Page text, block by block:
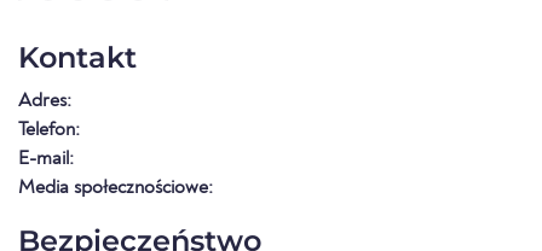
Kontakt
Adres:
Telefon:
E-mail:
Media społecznościowe:
Bezpieczeństwo